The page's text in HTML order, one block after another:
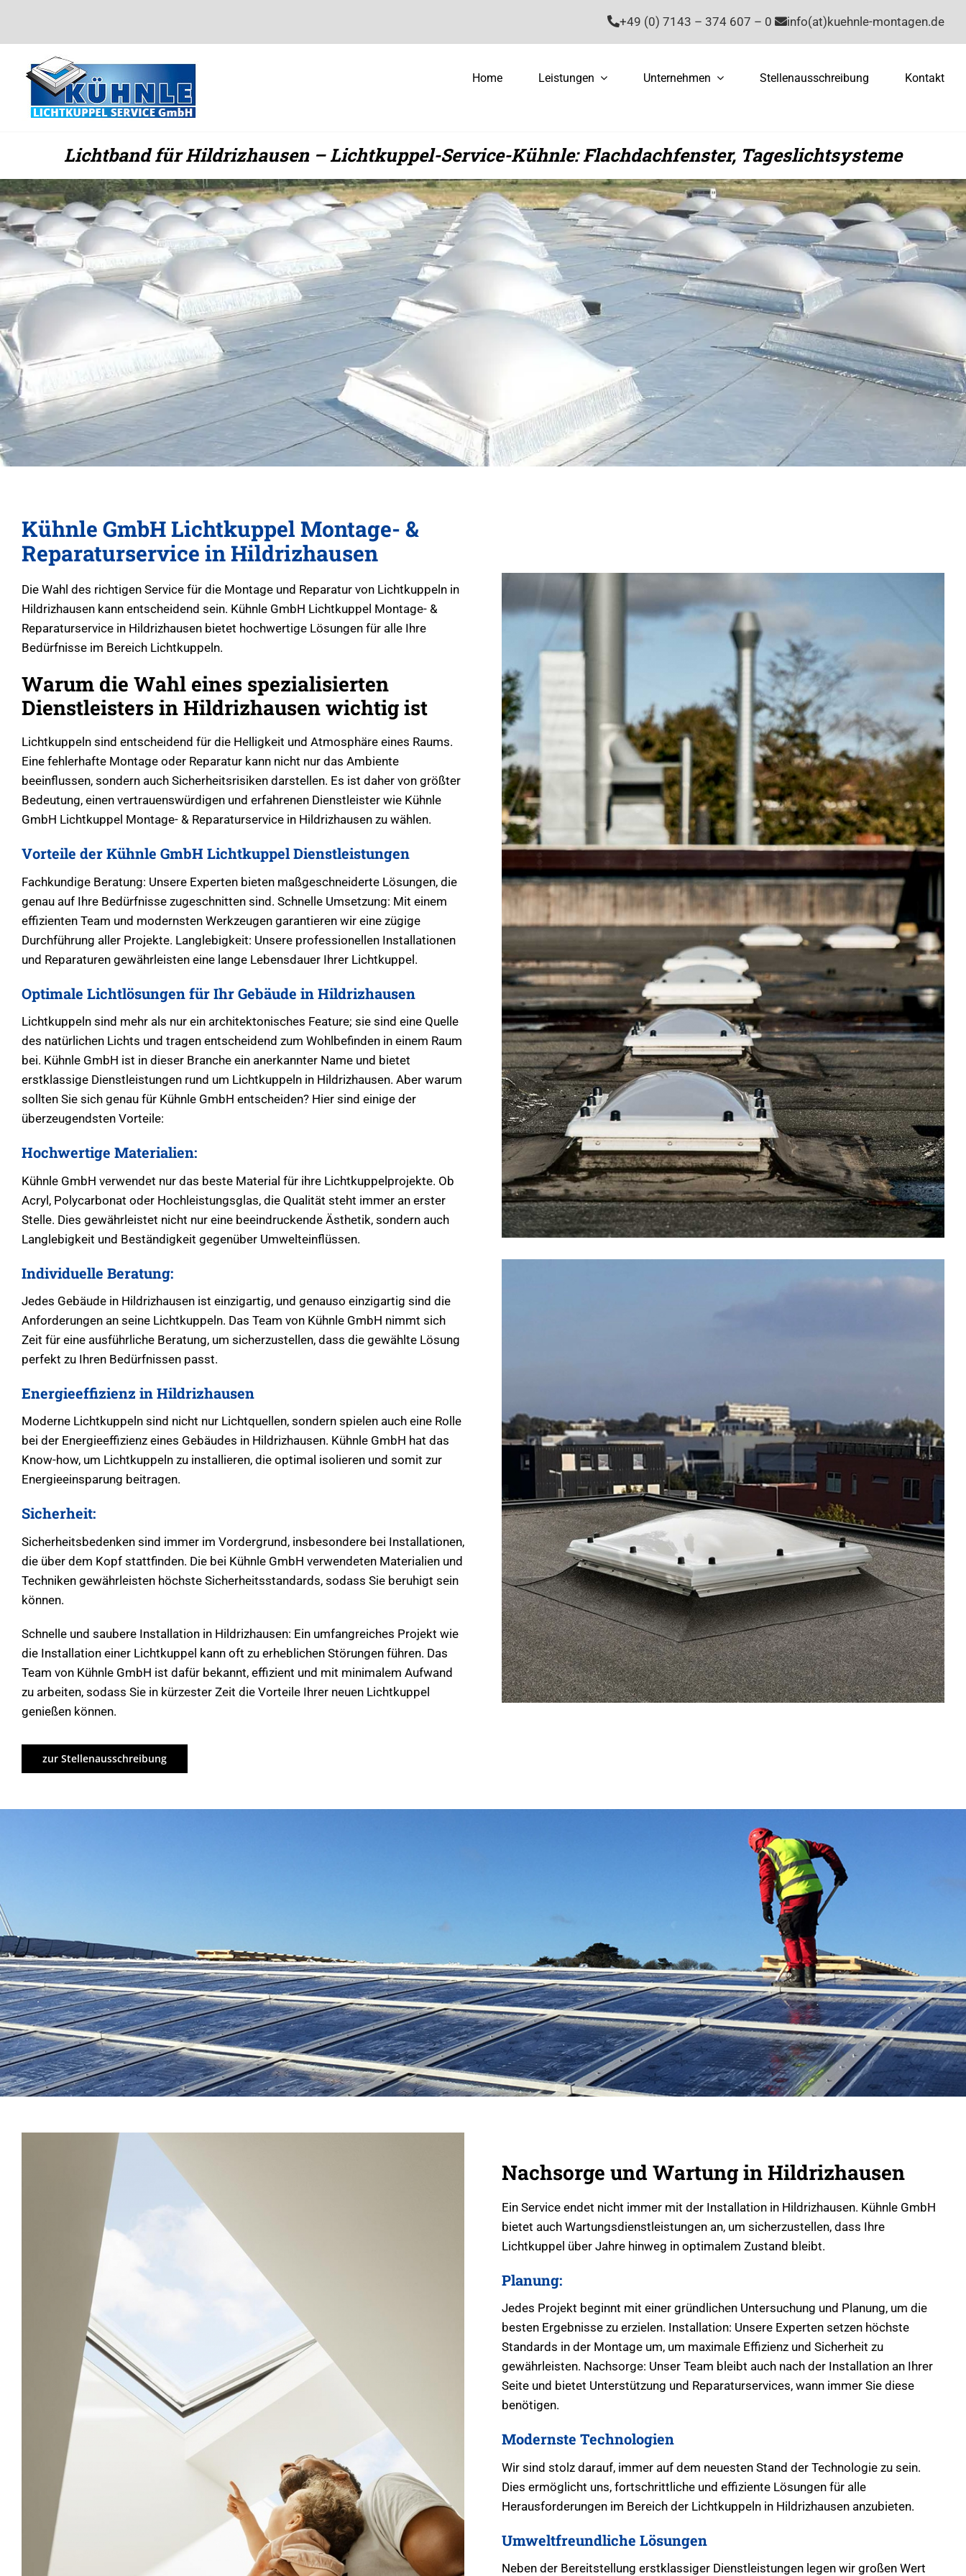
springen
+49 (0) 7143 – 374 607 – 0 info(at)kuehnle-montagen.de
Home Leistungen Unternehmen Stellenausschreibung Kontakt
Lichtband für Hildrizhausen – Lichtkuppel-Service-Kühnle: Flachdachfenster, Tageslichtsysteme
Kühnle GmbH Lichtkuppel Montage- &
Reparaturservice in Hildrizhausen
Die Wahl des richtigen Service für die Montage und Reparatur von Lichtkuppeln in
Hildrizhausen kann entscheidend sein. Kühnle GmbH Lichtkuppel Montage- &
Reparaturservice in Hildrizhausen bietet hochwertige Lösungen für alle Ihre
Bedürfnisse im Bereich Lichtkuppeln.
Warum die Wahl eines spezialisierten
Dienstleisters in Hildrizhausen wichtig ist
Lichtkuppeln sind entscheidend für die Helligkeit und Atmosphäre eines Raums.
Eine fehlerhafte Montage oder Reparatur kann nicht nur das Ambiente
beeinflussen, sondern auch Sicherheitsrisiken darstellen. Es ist daher von größter
Bedeutung, einen vertrauenswürdigen und erfahrenen Dienstleister wie Kühnle
GmbH Lichtkuppel Montage- & Reparaturservice in Hildrizhausen zu wählen.
Vorteile der Kühnle GmbH Lichtkuppel Dienstleistungen
Fachkundige Beratung: Unsere Experten bieten maßgeschneiderte Lösungen, die
genau auf Ihre Bedürfnisse zugeschnitten sind. Schnelle Umsetzung: Mit einem
effizienten Team und modernsten Werkzeugen garantieren wir eine zügige
Durchführung aller Projekte. Langlebigkeit: Unsere professionellen Installationen
und Reparaturen gewährleisten eine lange Lebensdauer Ihrer Lichtkuppel.
Optimale Lichtlösungen für Ihr Gebäude in Hildrizhausen
Lichtkuppeln sind mehr als nur ein architektonisches Feature; sie sind eine Quelle
des natürlichen Lichts und tragen entscheidend zum Wohlbefinden in einem Raum
bei. Kühnle GmbH ist in dieser Branche ein anerkannter Name und bietet
erstklassige Dienstleistungen rund um Lichtkuppeln in Hildrizhausen. Aber warum
sollten Sie sich genau für Kühnle GmbH entscheiden? Hier sind einige der
überzeugendsten Vorteile:
Hochwertige Materialien:
Kühnle GmbH verwendet nur das beste Material für ihre Lichtkuppelprojekte. Ob
Acryl, Polycarbonat oder Hochleistungsglas, die Qualität steht immer an erster
Stelle. Dies gewährleistet nicht nur eine beeindruckende Ästhetik, sondern auch
Langlebigkeit und Beständigkeit gegenüber Umwelteinflüssen.
Individuelle Beratung:
Jedes Gebäude in Hildrizhausen ist einzigartig, und genauso einzigartig sind die
Anforderungen an seine Lichtkuppeln. Das Team von Kühnle GmbH nimmt sich
Zeit für eine ausführliche Beratung, um sicherzustellen, dass die gewählte Lösung
perfekt zu Ihren Bedürfnissen passt.
Energieeffizienz in Hildrizhausen
Moderne Lichtkuppeln sind nicht nur Lichtquellen, sondern spielen auch eine Rolle
bei der Energieeffizienz eines Gebäudes in Hildrizhausen. Kühnle GmbH hat das
Know-how, um Lichtkuppeln zu installieren, die optimal isolieren und somit zur
Energieeinsparung beitragen.
Sicherheit:
Sicherheitsbedenken sind immer im Vordergrund, insbesondere bei Installationen,
die über dem Kopf stattfinden. Die bei Kühnle GmbH verwendeten Materialien und
Techniken gewährleisten höchste Sicherheitsstandards, sodass Sie beruhigt sein
können.
Schnelle und saubere Installation in Hildrizhausen: Ein umfangreiches Projekt wie
die Installation einer Lichtkuppel kann oft zu erheblichen Störungen führen. Das
Team von Kühnle GmbH ist dafür bekannt, effizient und mit minimalem Aufwand
zu arbeiten, sodass Sie in kürzester Zeit die Vorteile Ihrer neuen Lichtkuppel
genießen können.
zur Stellenausschreibung
Nachsorge und Wartung in Hildrizhausen
Ein Service endet nicht immer mit der Installation in Hildrizhausen. Kühnle GmbH
bietet auch Wartungsdienstleistungen an, um sicherzustellen, dass Ihre
Lichtkuppel über Jahre hinweg in optimalem Zustand bleibt.
Planung:
Jedes Projekt beginnt mit einer gründlichen Untersuchung und Planung, um die
besten Ergebnisse zu erzielen. Installation: Unsere Experten setzen höchste
Standards in der Montage um, um maximale Effizienz und Sicherheit zu
gewährleisten. Nachsorge: Unser Team bleibt auch nach der Installation an Ihrer
Seite und bietet Unterstützung und Reparaturservices, wann immer Sie diese
benötigen.
Modernste Technologien
Wir sind stolz darauf, immer auf dem neuesten Stand der Technologie zu sein.
Dies ermöglicht uns, fortschrittliche und effiziente Lösungen für alle
Herausforderungen im Bereich der Lichtkuppeln in Hildrizhausen anzubieten.
Umweltfreundliche Lösungen
Neben der Bereitstellung erstklassiger Dienstleistungen legen wir großen Wert